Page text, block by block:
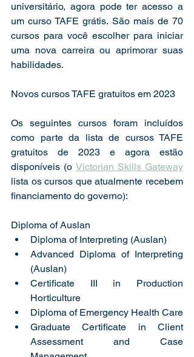
universitário, agora pode ter acesso a
um curso TAFE grátis. São mais de 70
cursos para você escolher para iniciar
uma nova carreira ou aprimorar suas
habilidades.
Novos cursos TAFE gratuitos em 2023
Os seguintes cursos foram incluídos
como parte da lista de cursos TAFE
gratuitos de 2023 e agora estão
disponíveis (o Victorian Skills Gateway
lista os cursos que atualmente recebem
financiamento do governo):
Diploma of Auslan
Diploma of Interpreting (Auslan)
Advanced Diploma of Interpreting
(Auslan)
Certificate III in Production
Horticulture
Graduate Certificate in Client
Assessment and Case